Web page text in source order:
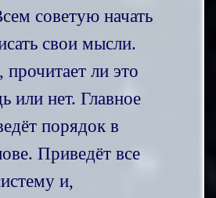
советую начать
свои мысли.
ли это
или нет. Главное
порядок в
Приведёт все
и,